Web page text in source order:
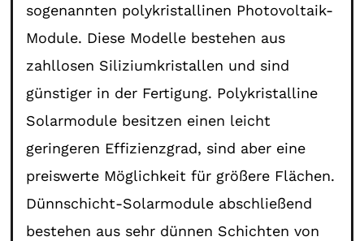
sogenannten polykristallinen Photovoltaik-
Module. Diese Modelle bestehen aus
zahllosen Siliziumkristallen und sind
günstiger in der Fertigung. Polykristalline
Solarmodule besitzen einen leicht
geringeren Effizienzgrad, sind aber eine
preiswerte Möglichkeit für größere Flächen.
Dünnschicht-Solarmodule abschließend
bestehen aus sehr dünnen Schichten von